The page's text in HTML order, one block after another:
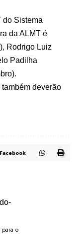
do Sistema
da ALMT é
Rodrigo Luiz
Padilha
deverão
Facebook
para o